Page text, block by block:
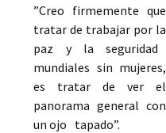
”Creo firmemente que
tratar de trabajar por la
paz y la seguridad
mundiales sin mujeres,
es tratar de ver el
panorama general con
un ojo tapado”.